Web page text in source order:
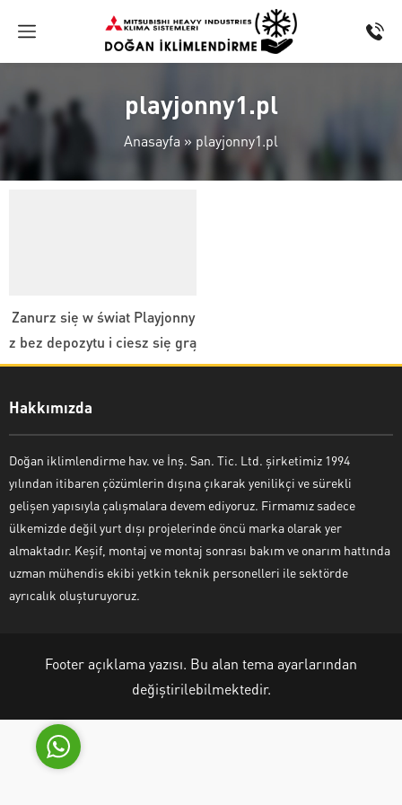
playjonny1.pl
Anasayfa » playjonny1.pl
Zanurz się w świat Playjonny
z bez depozytu i ciesz się grą
Hakkımızda
Doğan iklimlendirme hav. ve İnş. San. Tic. Ltd. şirketimiz 1994
yılından itibaren çözümlerin dışına çıkarak yenilikçi ve sürekli
gelişen yapısıyla çalışmalara devem ediyoruz. Firmamız sadece
ülkemizde değil yurt dışı projelerinde öncü marka olarak yer
almaktadır. Keşif, montaj ve montaj sonrası bakım ve onarım hattında
uzman mühendis ekibi yetkin teknik personelleri ile sektörde
ayrıcalık oluşturuyoruz.
Footer açıklama yazısı. Bu alan tema ayarlarından
değiştirilebilmektedir.
Dogan İklimlendirme
Cevap Yaz